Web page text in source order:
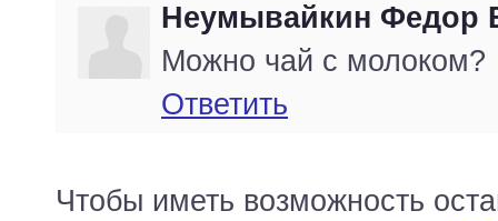
Неумывайкин Федор
Можно чай с молоком?
Ответить
Чтобы иметь возможность